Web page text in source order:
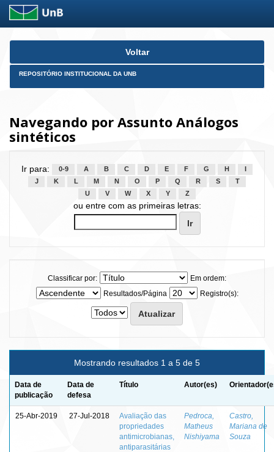
Skip
Voltar
REPOSITÓRIO INSTITUCIONAL DA UNB
Navegando por Assunto Análogos
sintéticos
Ir para: 0-9 A B C D E F G H
J
K L M N O P Q R S
T
U
V W X Y Z
ou entre com as primeiras letras:
Classificar por:
Em ordem:
Resultados/Página
Registro(s):
Mostrando resultados 1 a 5 de 5
Data de
publicação
Data de
defesa
Título Autor(es)
25-Abr-2019 27-Jul-2018
Avaliação das
propriedades
antimicrobianas,
antiparasitárias
Pedroca,
Matheus
Nishiyama
Castro,
Mariana de
Souza